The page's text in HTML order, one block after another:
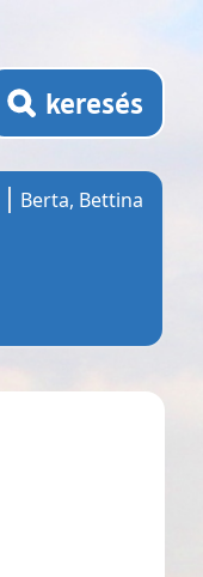
keresés
Berta, Bettina